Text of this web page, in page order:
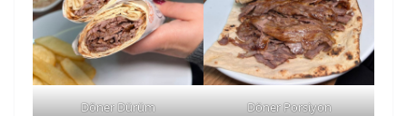
Döner Dürüm Döner Porsiyon